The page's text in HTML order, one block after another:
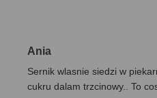
Ania
Sernik wlasnie siedzi w
cukru dalam trzcinowy.. To